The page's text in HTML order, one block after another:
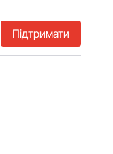
Підтримати